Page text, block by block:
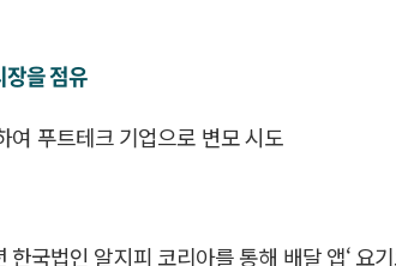
을 점유
여 푸트테크 기업으로 변모 시도
국법인 알지피 코리아를 통해 배달 앱‘ 요